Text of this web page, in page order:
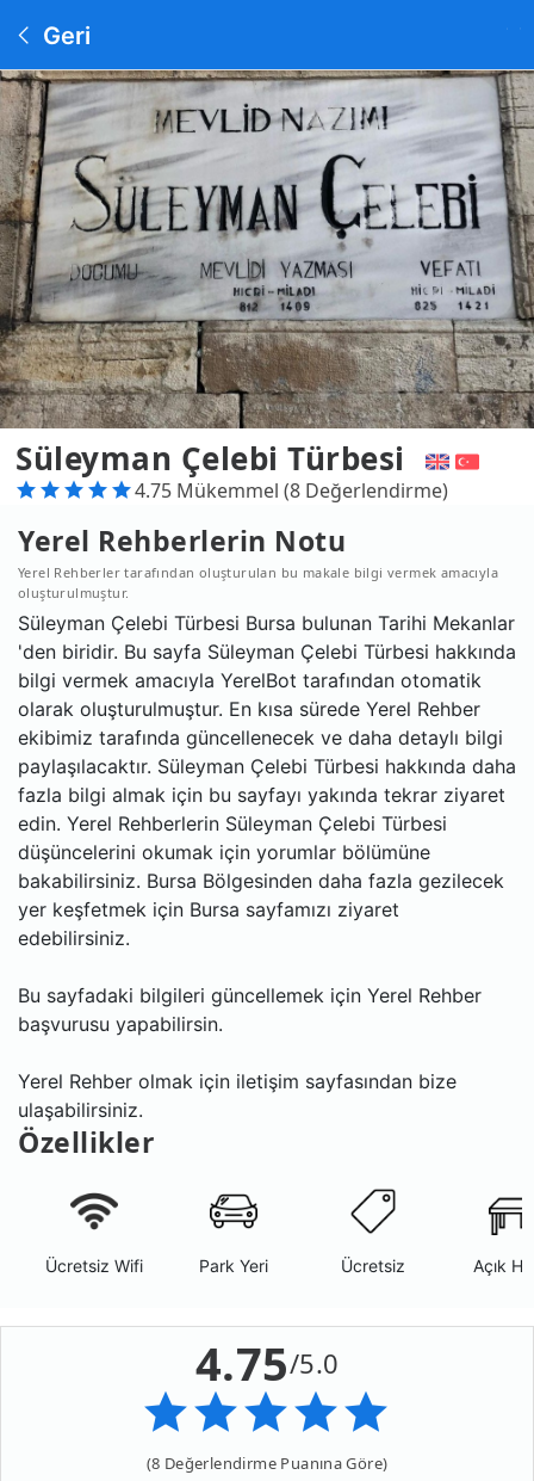
Geri
Süleyman Çelebi Türbesi
4.75 Mükemmel (8 Değerlendirme)
Yerel Rehberlerin Notu
Yerel Rehberler tarafından oluşturulan bu makale bilgi vermek amacıyla
oluşturulmuştur.
Süleyman Çelebi Türbesi Bursa bulunan Tarihi Mekanlar
'den biridir. Bu sayfa Süleyman Çelebi Türbesi hakkında
bilgi vermek amacıyla YerelBot tarafından otomatik
olarak oluşturulmuştur. En kısa sürede Yerel Rehber
ekibimiz tarafında güncellenecek ve daha detaylı bilgi
paylaşılacaktır. Süleyman Çelebi Türbesi hakkında daha
fazla bilgi almak için bu sayfayı yakında tekrar ziyaret
edin. Yerel Rehberlerin Süleyman Çelebi Türbesi
düşüncelerini okumak için yorumlar bölümüne
bakabilirsiniz. Bursa Bölgesinden daha fazla gezilecek
yer keşfetmek için Bursa sayfamızı ziyaret
edebilirsiniz.
Bu sayfadaki bilgileri güncellemek için Yerel Rehber
başvurusu yapabilirsin.
Yerel Rehber olmak için iletişim sayfasından bize
ulaşabilirsiniz.
Özellikler
Ücretsiz Wifi Park Yeri Ücretsiz Açık
4.75/5.0
(8 Değerlendirme Puanına Göre)